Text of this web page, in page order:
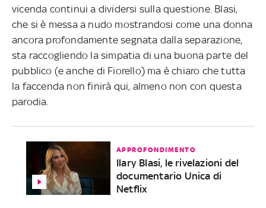
vicenda continui a dividersi sulla questione. Blasi,
che si è messa a nudo mostrandosi come una donna
ancora profondamente segnata dalla separazione,
sta raccogliendo la simpatia di una buona parte del
pubblico (e anche di Fiorello) ma è chiaro che tutta
la faccenda non finirà qui, almeno non con questa
parodia.
APPROFONDIMENTO
Ilary Blasi, le rivelazioni del
documentario Unica di
Netflix